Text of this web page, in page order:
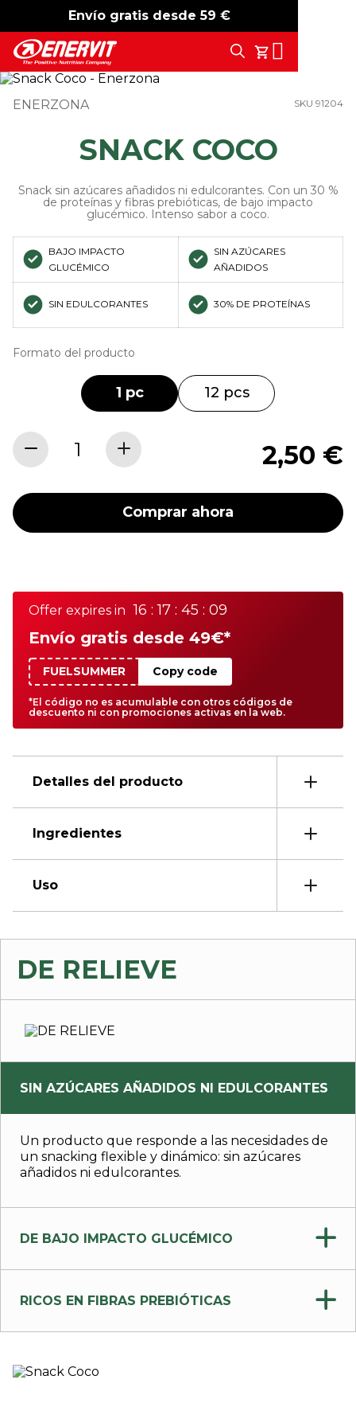
Envío gratis desde 59 €
-15% free shipping
Tu Carrito
Search
ENERZONA SKU 91204
SNACK COCO
Snack sin azúcares añadidos ni edulcorantes. Con un 30 %
de proteínas y fibras prebióticas, de bajo impacto
glucémico. Intenso sabor a coco.
BAJO IMPACTO
GLUCÉMICO
SIN AZÚCARES
AÑADIDOS
SIN EDULCORANTES 30% DE PROTEÍNAS
Formato del producto
1 pc 12 pcs
2,50 €
Comprar ahora
Offer expires in 16 : 17 : 45 : 09
Envío gratis desde 49€*
FUELSUMMER Copy code
*El código no es acumulable con otros códigos de
descuento ni con promociones activas en la web.
Detalles del producto
Ingredientes
Uso
DE RELIEVE
SIN AZÚCARES AÑADIDOS NI EDULCORANTES
Un producto que responde a las necesidades de
un snacking flexible y dinámico: sin azúcares
añadidos ni edulcorantes.
DE BAJO IMPACTO GLUCÉMICO
RICOS EN FIBRAS PREBIÓTICAS